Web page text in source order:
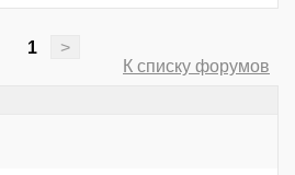
1
>
К списку форумов